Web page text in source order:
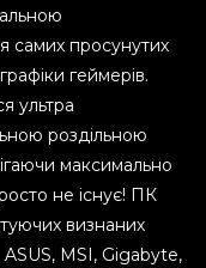
самих просунутих
геймерів.
ультра
роздільною
максимально
не існує! ПК
визнаних
ASUS, MSI, Gigabyte,